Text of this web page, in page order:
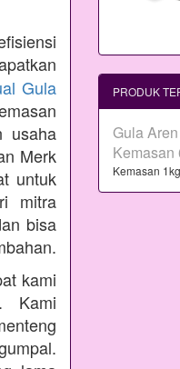
Gula
usaha
Merk
untuk
mitra
bisa
kami
Kami
PRODUK
Gula
Kemasan
Kemasan 1kg